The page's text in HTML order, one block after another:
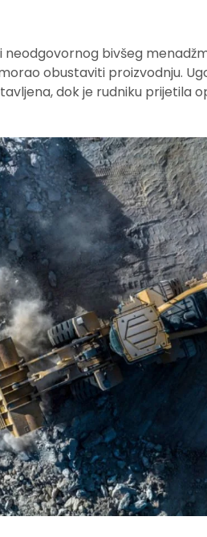
bivšeg
obustaviti proizvodnju.
dok je rudniku prijetila